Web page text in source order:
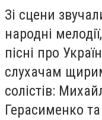
Зі сцени
народні
пісні про
слухачам
солістів:
Герасименко